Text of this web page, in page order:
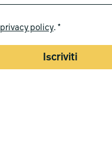
privacy policy. *
Iscriviti